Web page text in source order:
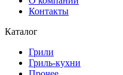
Контакты
Каталог
Грили
Гриль-кухни